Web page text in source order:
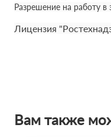
Разрешение на работу в
Лицензия
Вам также